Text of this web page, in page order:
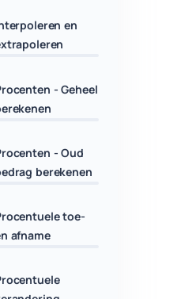
en
- Geheel
- Oud
berekenen
toe-
afname